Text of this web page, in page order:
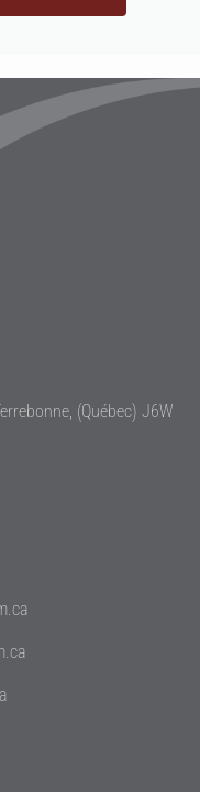
(Québec) J6W